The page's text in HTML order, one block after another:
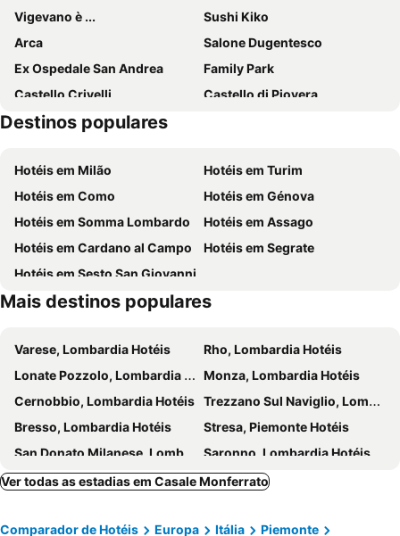
Vigevano è ...
Sushi Kiko
Arca
Salone Dugentesco
Ex Ospedale San Andrea
Family Park
Castello Crivelli
Castello di Piovera
Palio di Asti
Cowboyland
L'Oasi degli Animali
Ondaland
Lago di Viverone
Il Magico Paese di Natale
Destinos populares
Hotéis em Milão
Hotéis em Turim
Hotéis em Como
Hotéis em Génova
Hotéis em Somma Lombardo
Hotéis em Assago
Hotéis em Cardano al Campo
Hotéis em Segrate
Hotéis em Sesto San Giovanni
Mais destinos populares
Varese, Lombardia Hotéis
Rho, Lombardia Hotéis
Lonate Pozzolo, Lombardia Hotéis
Monza, Lombardia Hotéis
Cernobbio, Lombardia Hotéis Trezzano Sul Naviglio, Lombardia Hotéis
Bresso, Lombardia Hotéis
Stresa, Piemonte Hotéis
San Donato Milanese, Lombardia Hotéis
Saronno, Lombardia Hotéis
Pavia, Lombardia Hotéis
Oleggio, Piemonte Hotéis
Vizzola Ticino, Lombardia Hotéis
Peschiera Borromeo, Lombardia Hotéis
Ver todas as estadias em Casale Monferrato
Comparador de Hotéis Europa Itália
Piemonte